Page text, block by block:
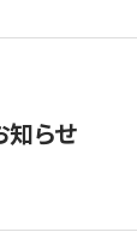
知らせ